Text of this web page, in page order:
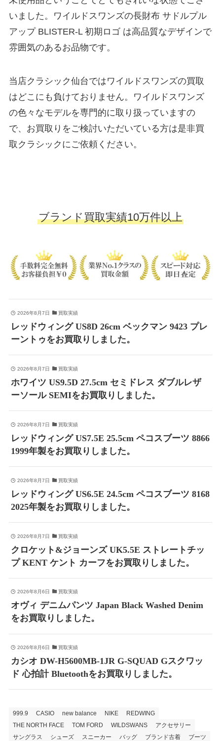
いました。ワイルドスワンズの長財布 サドルプル
アップ BLISTER-L 初期ロゴ は高品質なデザインで
雰囲気のあるお品物です。
当店クラシック仙台ではワイルドスワンズの買取
はどこにも負けておりません。ワイルドスワンズ
の色々なモデルを専門的に取り扱っていますの
で、お買取りをご検討いただいている方は是非買
取クラシックにご依頼ください。
ブランド買取実績10万件以上
2026年8月7日 買取実績
レッドウィング US8D 26cm ベックマン 9423 プレ
ーントゥをお買取りしました。
2026年8月7日 買取実績
ホワイツ US9.5D 27.5cm セミドレス ダブルレザ
ーソール SEMIをお買取りしました。
2026年8月7日 買取実績
レッドウィング US7.5E 25.5cm ペコスブーツ 8866
1999年製をお買取りしました。
2026年8月7日 買取実績
レッドウィング US6.5E 24.5cm ペコスブーツ 8168
2025年製をお買取りしました。
2026年8月7日 買取実績
クロケット&ジョーンズ UK5.5E ストレートチッ
プ KENT ケント カーフをお買取りしました。
2026年8月6日 買取実績
オヴィ デニムパンツ Japan Black Washed Denim
をお買取りしました。
2026年8月6日 買取実績
カシオ DW-H5600MB-1JR G-SQUAD Gスクワッ
ド 心拍計 Bluetoothをお買取りしました。
999.9 CASIO new balance NIKE
REDWING
THE NORTH FACE
TOM FORD WILDSWANS
アクセサリー
サングラス
シューズ スニーカー バッグ ブランド古着
ブーツ